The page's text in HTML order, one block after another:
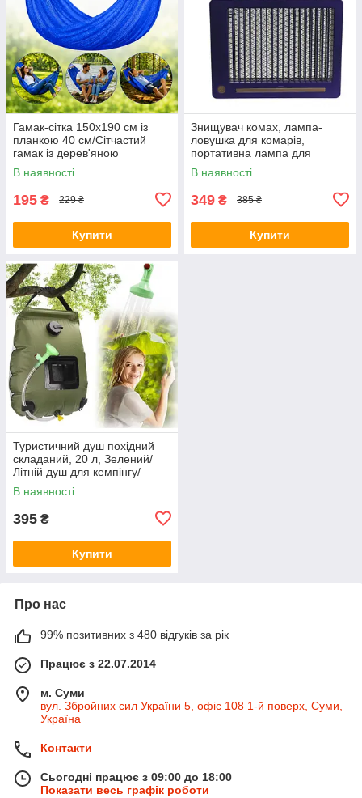
Гамак-сітка 150х190 см із
планкою 40 см/Сітчастий
гамак із дерев'яною
перекладиною
В наявності
195 ₴ 229 ₴
Купити
Знищувач комах, лампа-
ловушка для комарів,
портативна лампа для
знищення москітів живлення
від USB
В наявності
349 ₴ 385 ₴
Купити
Туристичний душ похідний
складаний, 20 л, Зелений/
Літній душ для кемпінгу/
Портативна душова система
В наявності
395 ₴
Купити
Про нас
99% позитивних з 480 відгуків за рік
Працює з 22.07.2014
м. Суми
вул. Збройних сил України 5, офіс 108 1-й поверх, Суми,
Україна
Контакти
Сьогодні працює з 09:00 до 18:00
Показати весь графік роботи